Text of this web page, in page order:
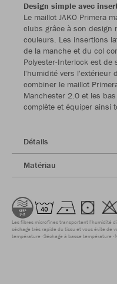
Design simple avec
Le maillot JAKO Primera
clubs grâce à son design
couleurs. Les insertions
de la manche et du col
Polyester-Interlock est de
l'humidité vers l'extérieur
combiner le maillot
Manchester 2.0 et les
complète et équiper ainsi
Détails
Matériau
Les fibres microfines transportent l'humidité
séchage très rapide du tissu et vous évite de
température Séchage à basse température